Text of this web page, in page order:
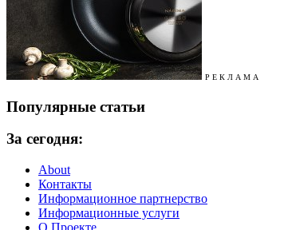
Р Е К Л А М А
Популярные статьи
За сегодня:
About
Контакты
Информационное партнерство
Информационные услуги
О Проекте